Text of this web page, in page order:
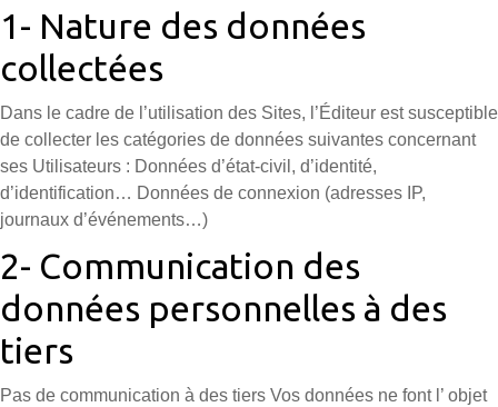
1- Nature des données
collectées
Dans le cadre de l’utilisation des Sites, l’Éditeur est susceptible
de collecter les catégories de données suivantes concernant
ses Utilisateurs : Données d’état-civil, d’identité,
d’identification… Données de connexion (adresses IP,
journaux d’événements…)
2- Communication des
données personnelles à des
tiers
Pas de communication à des tiers Vos données ne font l’ objet